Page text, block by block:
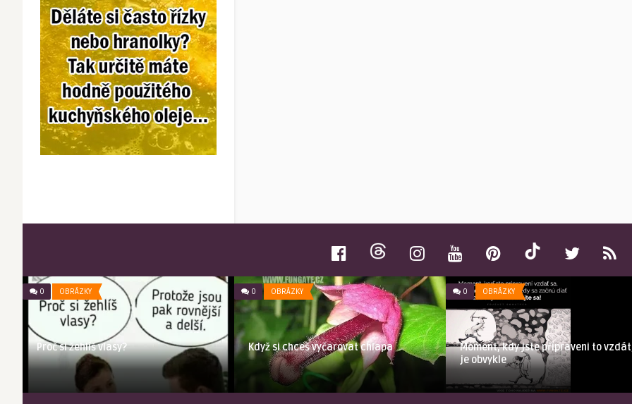
0 OBRÁZKY
Proč si žehlíš vlasy?
0 OBRÁZKY
Když si chceš vyčarovat chlapa
0 OBRÁZKY
Moment, kdy jste připraveni to
je obvykle